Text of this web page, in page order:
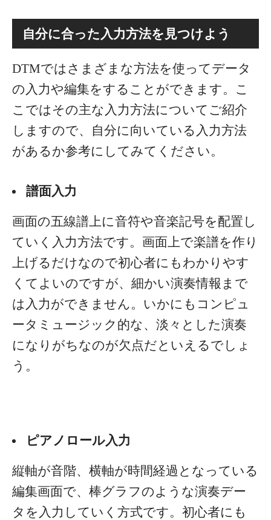
自分に合った入力方法を見つけよう
DTMではさまざまな方法を使ってデータ
の入力や編集をすることができます。こ
こではその主な入力方法についてご紹介
しますので、自分に向いている入力方法
があるか参考にしてみてください。
譜面入力
画面の五線譜上に音符や音楽記号を配置し
ていく入力方法です。画面上で楽譜を作り
上げるだけなので初心者にもわかりやす
くてよいのですが、細かい演奏情報まで
は入力ができません。いかにもコンピュ
ータミュージック的な、淡々とした演奏
になりがちなのが欠点だといえるでしょ
う。
ピアノロール入力
縦軸が音階、横軸が時間経過となっている
編集画面で、棒グラフのような演奏デー
タを入力していく方式です。初心者にも